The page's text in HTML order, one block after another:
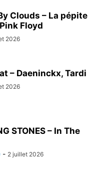
Clouds – La pépite
Floyd
2026
– Daeninckx, Tardi
2026
STONES – In The
- 2 juillet 2026